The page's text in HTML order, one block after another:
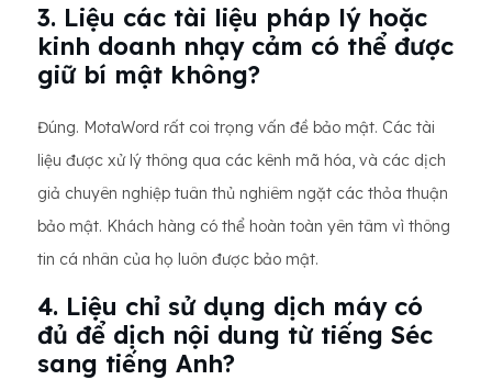
3. Liệu các tài liệu pháp lý hoặc
kinh doanh nhạy cảm có thể được
giữ bí mật không?
Đúng. MotaWord rất coi trọng vấn đề bảo mật. Các tài
liệu được xử lý thông qua các kênh mã hóa, và các dịch
giả chuyên nghiệp tuân thủ nghiêm ngặt các thỏa thuận
bảo mật. Khách hàng có thể hoàn toàn yên tâm vì thông
tin cá nhân của họ luôn được bảo mật.
4. Liệu chỉ sử dụng dịch máy có
đủ để dịch nội dung từ tiếng Séc
sang tiếng Anh?